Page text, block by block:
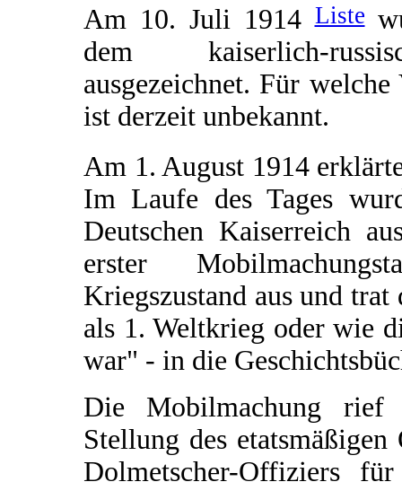
Am 10. Juli 1914Liste
dem kaiserlich-
ausgezeichnet. Für
ist derzeit unbekannt.
Am 1. August 1914
Im Laufe des Tages
Deutschen Kaiserreich
erster
Kriegszustand aus und
als 1. Weltkrieg oder wie
war" - in die
Die Mobilmachung rief
Stellung des
Dolmetscher-Offiziers